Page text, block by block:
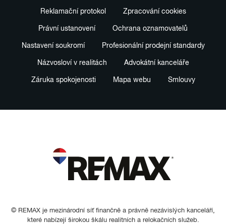
Reklamační protokol Zpracování cookies
Právní ustanovení Ochrana oznamovatelů
Nastavení soukromí Profesionální prodejní standardy
Názvosloví v realitách Advokátní kanceláře
Záruka spokojenosti Mapa webu Smlouvy
© REMAX je mezinárodní síť finančně a právně nezávislých kanceláří,
které nabízejí širokou škálu realitních a relokačních služeb.